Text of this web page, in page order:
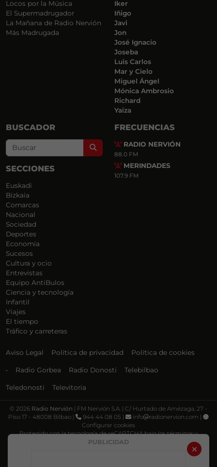
PUBLICIDAD
Locos por la Música
El Supermadrugador
La Mañana de Radio Nervión
Más Madrugada
Iker
Iñigo
Javi
Jon
José Ignacio
Joseba
Luis Carlos
Mar y Cielo
Miguel Ángel
Mónica Ambrosio
Richard
Yaiza
BUSCADOR
Search
SECCIONES
Euskadi
Bizkaia
Comarcas
Nacional
Sociedad
Deportes
Economía
Sucesos
Cultura y ocio
Entrevistas
Equipo AntiBulos
Ciencia y tecnología
Infantil
Viajes
El tiempo
Tráfico y carreteras
FRECUENCIAS
RADIO NERVIÓN
88.0 FM
MERINDADES
107.9 FM
Aviso Legal Política de privacidad Política de cookies
• Radio Gorbea Radio Donosti Telebilbao
Teledonosti Televitoria
© 2026 Radio Nervión | FM Nervión S.A. | C/ Hurtado de Amézaga, 27 -
Piso 17 - 48008 Bilbao |
944 44 08 05 | info
radionervion.com |
Configurar cookies
Protegido con la tecnología de reCAPTCHA bajo los términos y
Política de privacidad Términos de servicio